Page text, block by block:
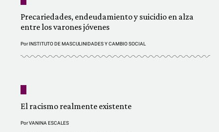
Precariedades, endeudamiento y suicidio en alza
entre los varones jóvenes
PorINSTITUTO DE MASCULINIDADES Y CAMBIO SOCIAL
El racismo realmente existente
PorVANINA ESCALES